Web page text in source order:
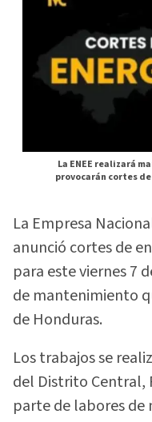
La ENEE realizará
provocarán cortes
La Empresa
anunció cortes de
para este viernes 7
de mantenimiento
de Honduras.
Los trabajos se
del Distrito Central,
parte de labores